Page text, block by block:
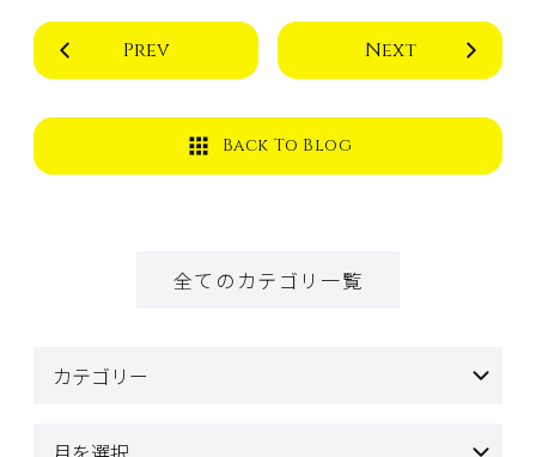
Prev Next
Back To Blog
全てのカテゴリ一覧